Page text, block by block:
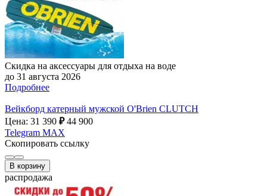
Скидка на аксессуары для отдыха на воде
до 31 августа 2026
Подробнее
Вейкборд катерный мужской O'Brien CLUTCH
Цена: 31 390 ₽ 44 900
Telegram MAX
Скопировать ссылку
В корзину
распродажа